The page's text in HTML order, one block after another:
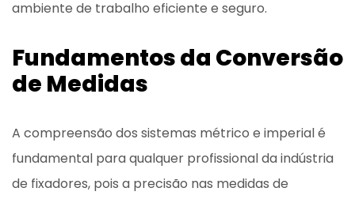
ambiente de trabalho eficiente e seguro.
Fundamentos da Conversão
de Medidas
A compreensão dos sistemas métrico e imperial é
fundamental para qualquer profissional da indústria
de fixadores, pois a precisão nas medidas de